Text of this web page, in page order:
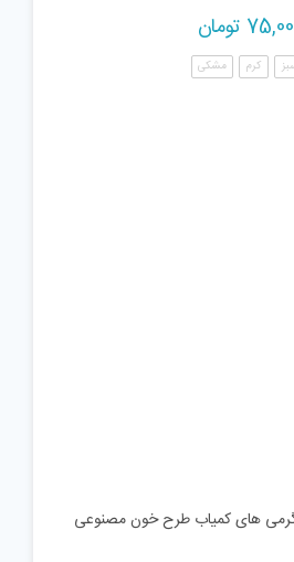
تومان
کرم مشکی
های کمیاب طرح خون مصنوعی